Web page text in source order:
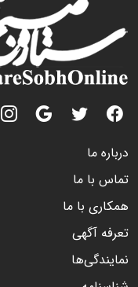
درباره ما
تماس با ما
همکاری با ما
تعرفه آگهی
نمایندگی‌ها